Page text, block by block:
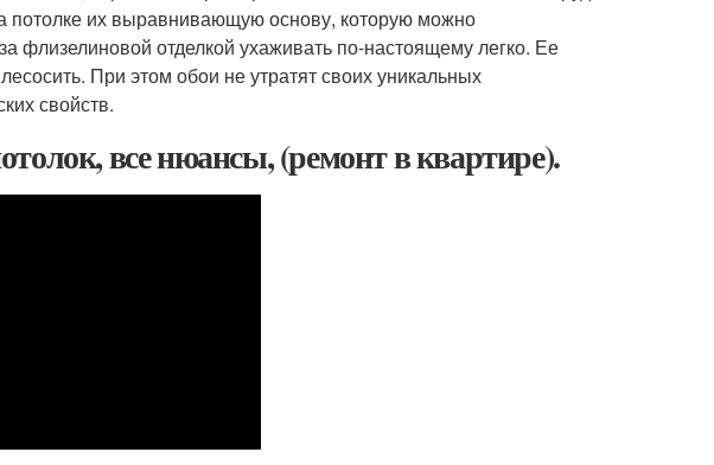
потолке их выравнивающую основу, которую можно
флизелиновой отделкой ухаживать по-настоящему легко. Ее
При этом обои не утратят своих уникальных
свойств.
все нюансы, (ремонт в квартире).